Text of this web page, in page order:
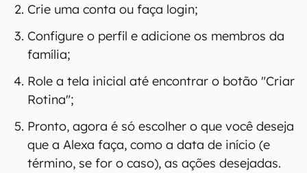
acessada em celulares e smart TVs (Imagem: Caio
Como criar rotina na Alexa
Baixe o aplicativo Alexa;
Crie uma conta ou faça login;